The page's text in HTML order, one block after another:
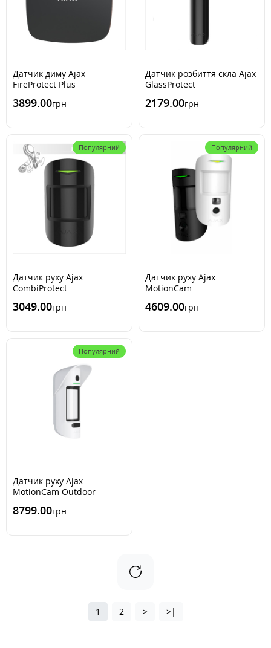
Датчик диму Ajax
FireProtect Plus
3899.00грн
Датчик розбиття скла Ajax
GlassProtect
2179.00грн
Популярний
Датчик руху Ajax
CombiProtect
3049.00грн
Популярний
Датчик руху Ajax
MotionCam
4609.00грн
Популярний
Датчик руху Ajax
MotionCam Outdoor
8799.00грн
1 2 > >|